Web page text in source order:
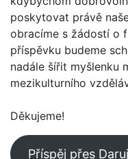
poskytovat právě
obracíme s žádostí o
příspěvku budeme
nadále šířit myšlenku
mezikulturního
Děkujeme!
Příspěj přes